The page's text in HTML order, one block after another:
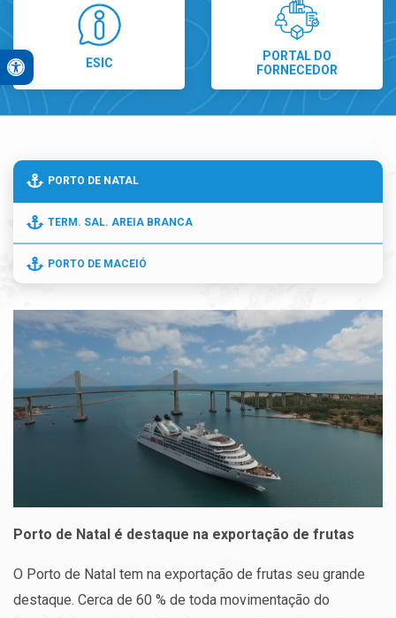
ESIC
PORTAL DO
FORNECEDOR
PORTO DE NATAL
TERM. SAL. AREIA BRANCA
PORTO DE MACEIÓ
Porto de Natal é destaque na exportação de frutas
O Porto de Natal tem na exportação de frutas seu grande
destaque. Cerca de 60 % de toda movimentação do
A+
A-
PB&A
Reset
Open toolbar